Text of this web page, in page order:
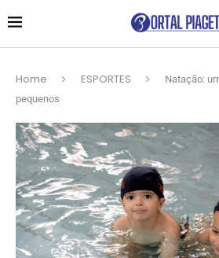
Home ESPORTES
Natação:
pequenos